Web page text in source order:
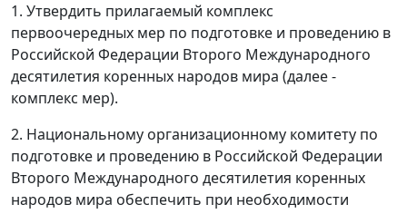
1. Утвердить прилагаемый комплекс
первоочередных мер по подготовке и проведению в
Российской Федерации Второго Международного
десятилетия коренных народов мира (далее -
комплекс мер).
2. Национальному организационному комитету по
подготовке и проведению в Российской Федерации
Второго Международного десятилетия коренных
народов мира обеспечить при необходимости